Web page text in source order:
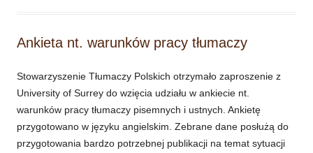
Ankieta nt. warunków pracy tłumaczy
Stowarzyszenie Tłumaczy Polskich otrzymało zaproszenie z
University of Surrey do wzięcia udziału w ankiecie nt.
warunków pracy tłumaczy pisemnych i ustnych. Ankietę
przygotowano w języku angielskim. Zebrane dane posłużą do
przygotowania bardzo potrzebnej publikacji na temat sytuacji